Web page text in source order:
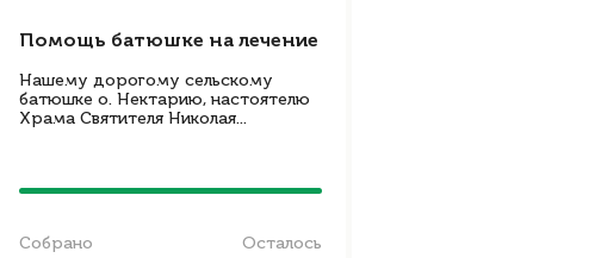
Помощь батюшке на лечение
Нашему дорогому сельскому
батюшке о. Нектарию, настоятелю
Храма Святителя Николая...
Собрано Осталось